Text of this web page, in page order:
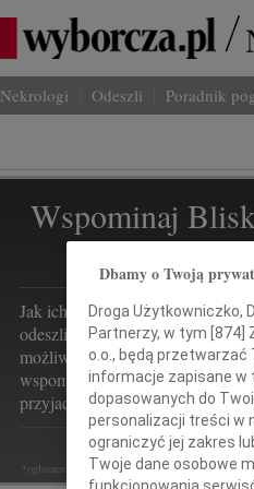
Nekrologi Odeszli Poradnik
Wspominaj
Na Odeszli.pl
Jak ich zapamiętaliśmy? Serwis
odeszli.pl z Grupy Wyborcza, to
możliwość stworzenia unikalnego
wspomnienia. Dziel się nim z
przyjaciółmi.
*ogłoszenie
Dbamy o Twoją
Droga Użytkowniczko,
Partnerzy, w tym [ 874
o.o., będą przetwarzać
informacje zapisane w
dopasowanych do
personalizacji treści w
ograniczyć jej zakres
Twoje dane osobowe